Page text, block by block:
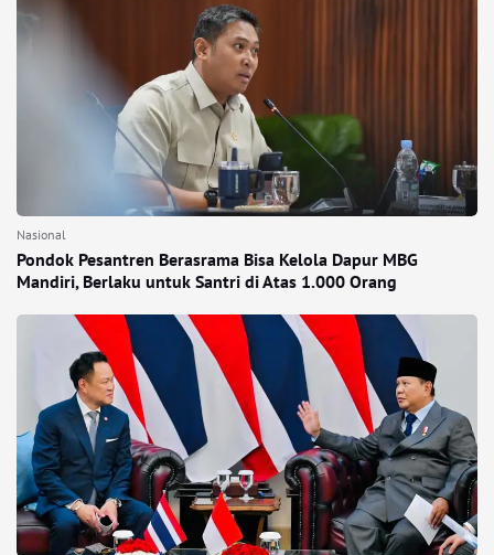
Nasional
Pondok Pesantren Berasrama Bisa Kelola Dapur MBG
Mandiri, Berlaku untuk Santri di Atas 1.000 Orang